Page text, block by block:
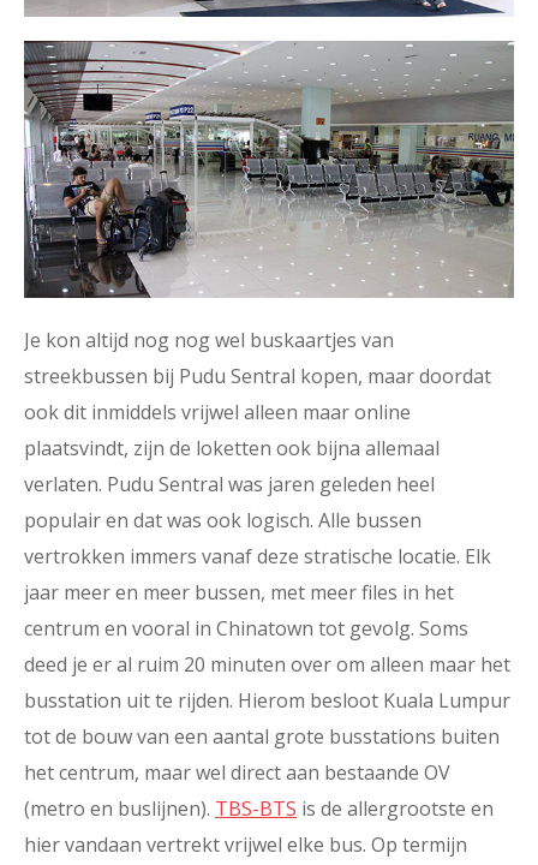
Je kon altijd nog nog wel buskaartjes van
streekbussen bij Pudu Sentral kopen, maar doordat
ook dit inmiddels vrijwel alleen maar online
plaatsvindt, zijn de loketten ook bijna allemaal
verlaten. Pudu Sentral was jaren geleden heel
populair en dat was ook logisch. Alle bussen
vertrokken immers vanaf deze stratische locatie. Elk
jaar meer en meer bussen, met meer files in het
centrum en vooral in Chinatown tot gevolg. Soms
deed je er al ruim 20 minuten over om alleen maar het
busstation uit te rijden. Hierom besloot Kuala Lumpur
tot de bouw van een aantal grote busstations buiten
het centrum, maar wel direct aan bestaande OV
(metro en buslijnen). TBS-BTS is de allergrootste en
hier vandaan vertrekt vrijwel elke bus. Op termijn